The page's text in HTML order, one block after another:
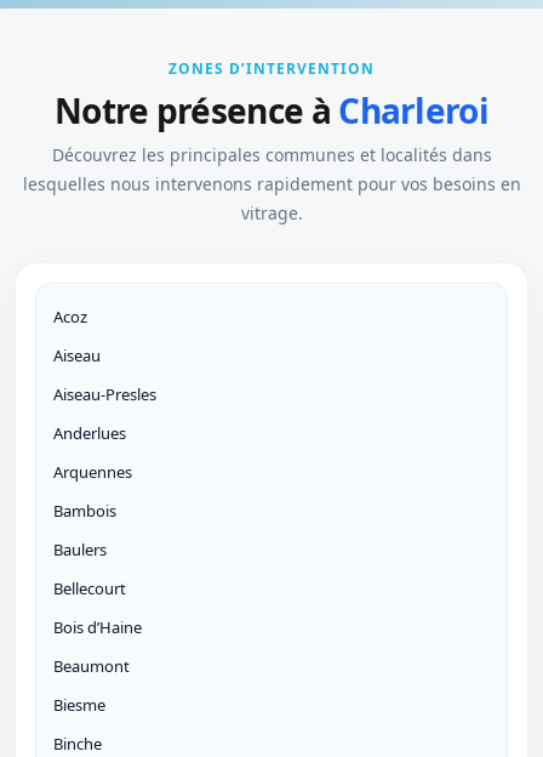
ZONES D’INTERVENTION
Notre présence à Charleroi
Découvrez les principales communes et localités dans
lesquelles nous intervenons rapidement pour vos besoins en
vitrage.
Acoz
Aiseau
Aiseau-Presles
Anderlues
Arquennes
Bambois
Baulers
Bellecourt
Bois d’Haine
Beaumont
Biesme
Binche